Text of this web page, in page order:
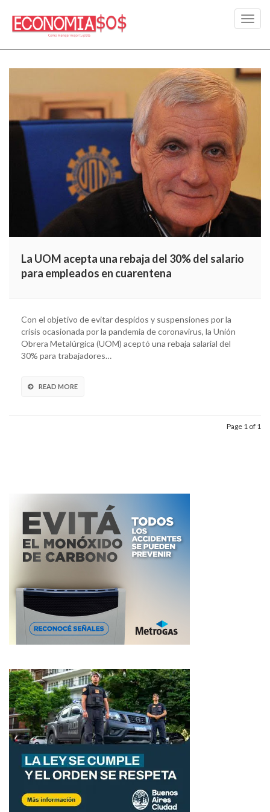
La UOM acepta una rebaja del 30% del salario
para empleados en cuarentena
Con el objetivo de evitar despidos y suspensiones por la
crisis ocasionada por la pandemia de coronavirus, la Unión
Obrera Metalúrgica (UOM) aceptó una rebaja salarial del
30% para trabajadores…
READ MORE
Page 1 of 1